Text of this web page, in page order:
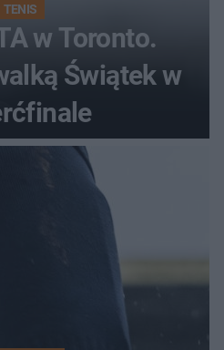
TENIS
w Toronto.
Świątek w